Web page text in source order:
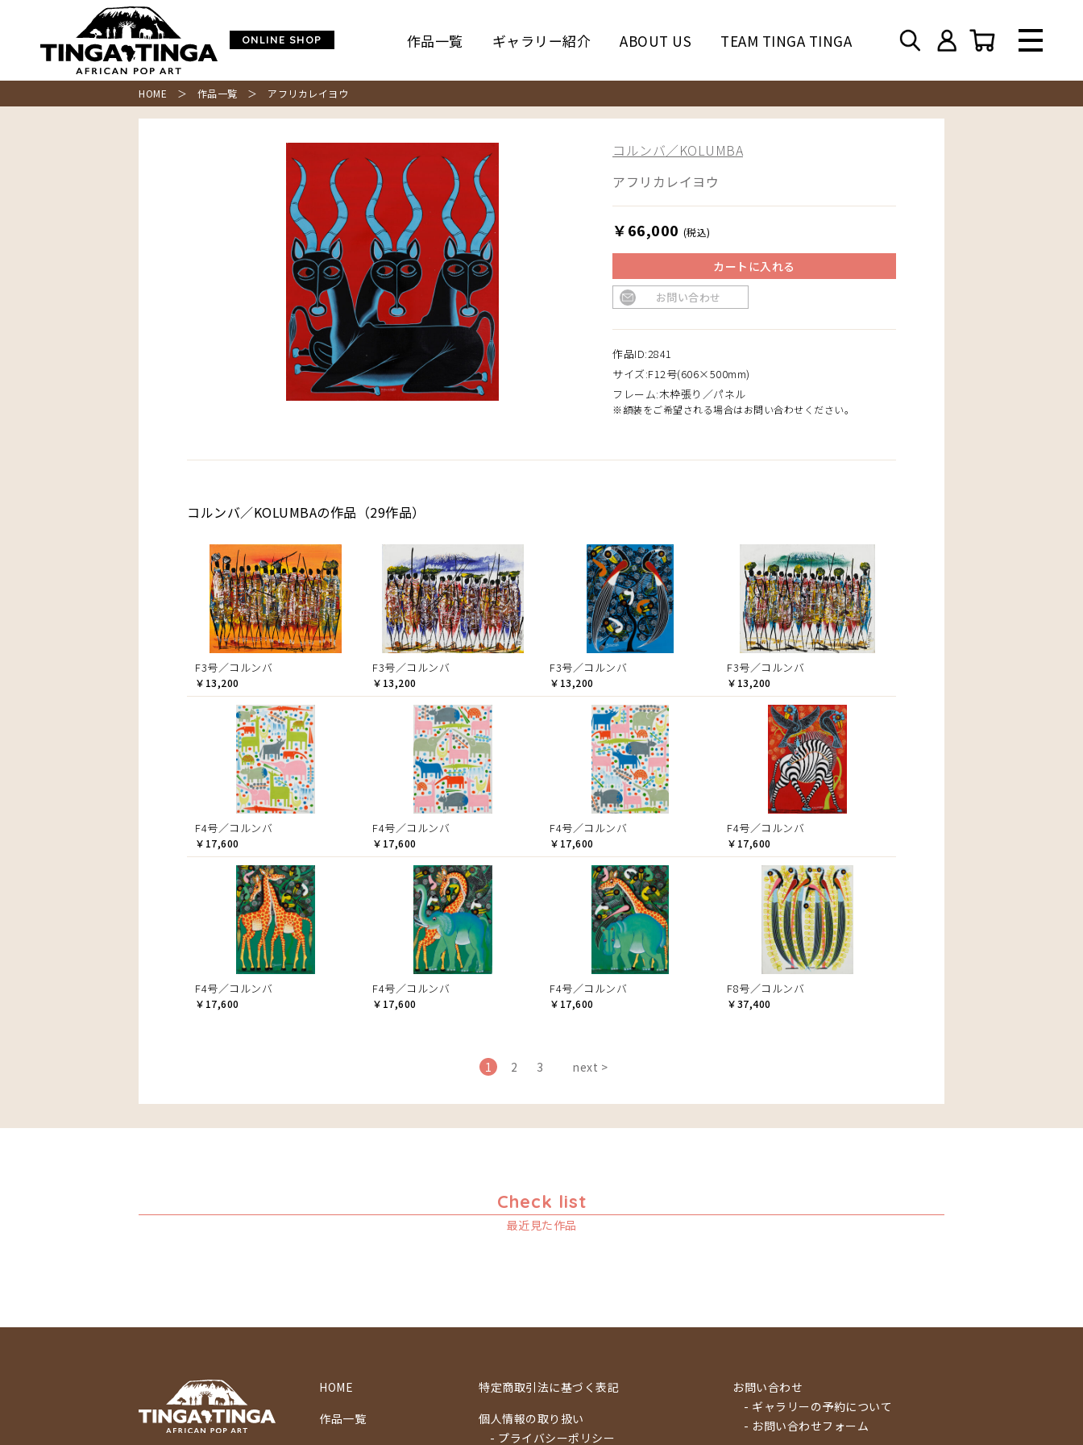
ONLINE SHOP 作品一覧 ギャラリー紹介 ABOUT US TEAM TINGA TINGA
HOME ＞ 作品一覧 ＞ アフリカレイヨウ
コルンバ／KOLUMBA
アフリカレイヨウ
￥66,000 (税込)
カートに入れる
お問い合わせ
作品ID:2841
サイズ:F12号(606×500mm)
フレーム:木枠張り／パネル
※額装をご希望される場合はお問い合わせください。
コルンバ／KOLUMBAの作品（29作品）
F3号／コルンバ
￥13,200
F3号／コルンバ
￥13,200
F3号／コルンバ
￥13,200
F3号／コルンバ
￥13,200
F4号／コルンバ
￥17,600
F4号／コルンバ
￥17,600
F4号／コルンバ
￥17,600
F4号／コルンバ
￥17,600
F4号／コルンバ
￥17,600
F4号／コルンバ
￥17,600
F4号／コルンバ
￥17,600
F8号／コルンバ
￥37,400
1 2 3 next >
Check list
最近見た作品
HOME
作品一覧
特定商取引法に基づく表記
個人情報の取り扱い
- プライバシーポリシー
お問い合わせ
- ギャラリーの予約について
- お問い合わせフォーム